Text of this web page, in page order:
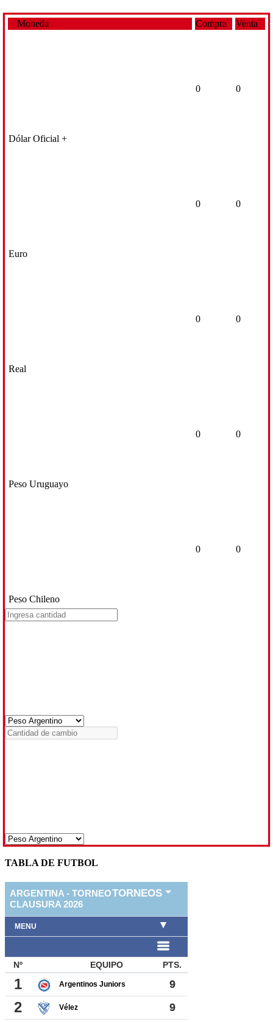
Moneda Compra Venta
Dólar Oficial +
0 0
Euro
0 0
Real
0 0
Peso Uruguayo
0 0
Peso Chileno
0 0
TABLA DE FUTBOL